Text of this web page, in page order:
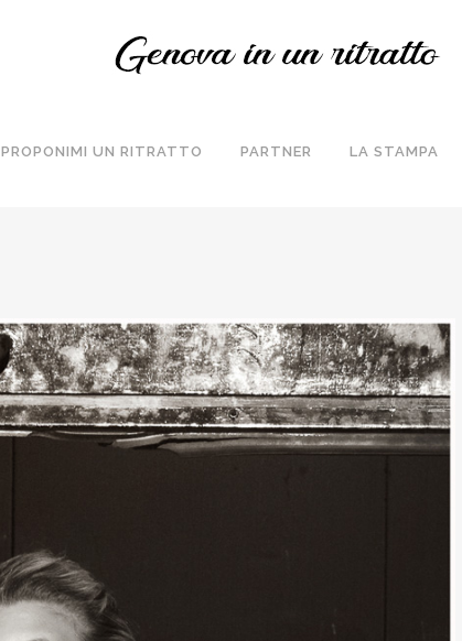
PROPONIMI UN RITRATTO PARTNER LA STAMPA